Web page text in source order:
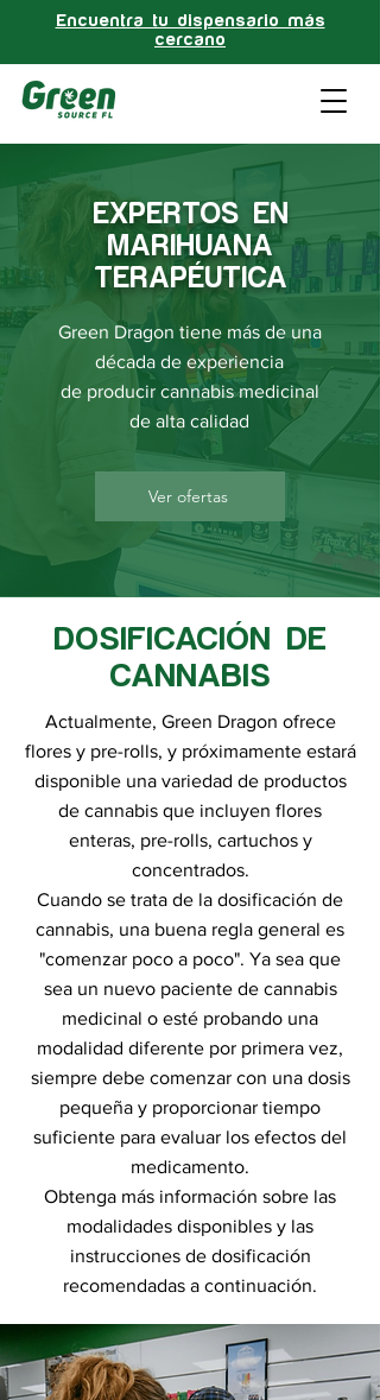
Encuentra tu dispensario más
cercano
EXPERTOS EN
MARIHUANA
TERAPÉUTICA
Green Dragon tiene más de una
década de experiencia
de producir cannabis medicinal
de alta calidad
Ver ofertas
DOSIFICACIÓN DE
CANNABIS
Actualmente, Green Dragon ofrece
flores y pre-rolls, y próximamente estará
disponible una variedad de productos
de cannabis que incluyen flores
enteras, pre-rolls, cartuchos y
concentrados.
Cuando se trata de la dosificación de
cannabis, una buena regla general es
"comenzar poco a poco". Ya sea que
sea un nuevo paciente de cannabis
medicinal o esté probando una
modalidad diferente por primera vez,
siempre debe comenzar con una dosis
pequeña y proporcionar tiempo
suficiente para evaluar los efectos del
medicamento.
Obtenga más información sobre las
modalidades disponibles y las
instrucciones de dosificación
recomendadas a continuación.